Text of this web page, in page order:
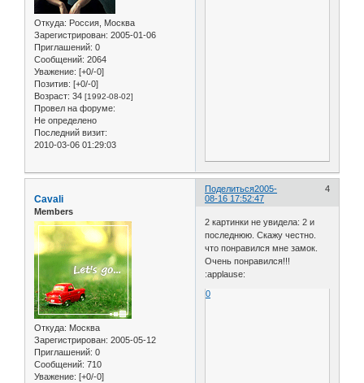
Откуда: Россия, Москва
Зарегистрирован: 2005-01-06
Приглашений: 0
Сообщений: 2064
Уважение: [+0/-0]
Позитив: [+0/-0]
Возраст: 34 [1992-08-02]
Провел на форуме:
Не определено
Последний визит:
2010-03-06 01:29:03
Поделиться 4
2005-
08-16 17:52:47
Cavali
Members
Откуда: Москва
Зарегистрирован: 2005-05-12
Приглашений: 0
Сообщений: 710
Уважение: [+0/-0]
2 картинки не увидела: 2 и
последнюю. Скажу честно.
что понравился мне замок.
Очень понравился!!!
:applause:
0